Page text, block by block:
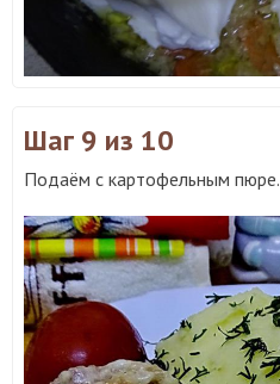
Шаг 9 из 10
Подаём с картофельным пюре.